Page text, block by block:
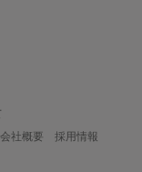
会社概要
採用情報